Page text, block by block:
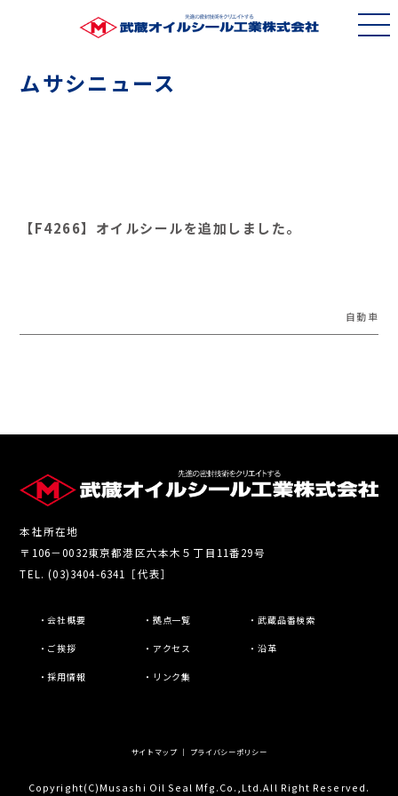
ムサシニュース
【F4266】オイルシールを追加しました。
自動車
本社所在地
〒106－0032東京都港区六本木５丁目11番29号
TEL. (03)3404-6341［代表］
・会社概要 ・拠点一覧 ・武蔵品番検索
・ご挨拶 ・アクセス ・沿革
・採用情報 ・リンク集
サイトマップ｜ プライバシーポリシー
Copyright(C)Musashi Oil Seal Mfg.Co.,Ltd.All Right Reserved.